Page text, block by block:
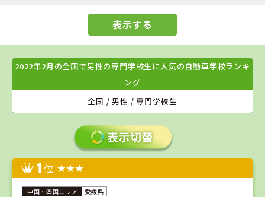
表示する
2022年2月の全国で男性の専門学校生に人気の自動車学校ランキ
ング
全国 / 男性 / 専門学校生
1位
愛媛県